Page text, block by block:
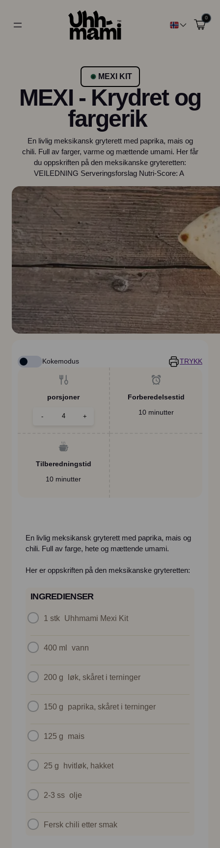
0
MEXI KIT
MEXI - Krydret og
fargerik
En livlig meksikansk gryterett med paprika, mais og
chili. Full av farger, varme og mættende umami. Her får
du oppskriften på den meksikanske gryteretten:
VEILEDNING Serveringsforslag Nutri-Score: A
Kokemodus TRYKK
porsjoner
- +
Forberedelsestid
10 minutter
Tilberedningstid
10 minutter
En livlig meksikansk gryterett med paprika, mais og
chili. Full av farge, hete og mættende umami.
Her er oppskriften på den meksikanske gryteretten:
INGREDIENSER
1 stk Uhhmami Mexi Kit
400 ml vann
200 g løk, skåret i terninger
150 g paprika, skåret i terninger
125 g mais
25 g hvitløk, hakket
2-3 ss olje
Fersk chili etter smak